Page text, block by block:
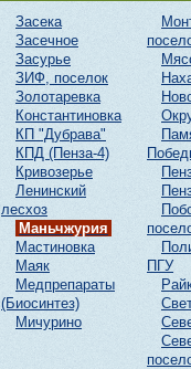
Засека
Засечное
Засурье
ЗИФ, поселок
Золотаревка
Константиновка
КП "Дубрава"
КПД (Пенза-4)
Кривозерье
Ленинский
лесхоз
Маньчжурия
Мастиновка
Маяк
Медпрепараты
(Биосинтез)
Мичурино
ПГУ